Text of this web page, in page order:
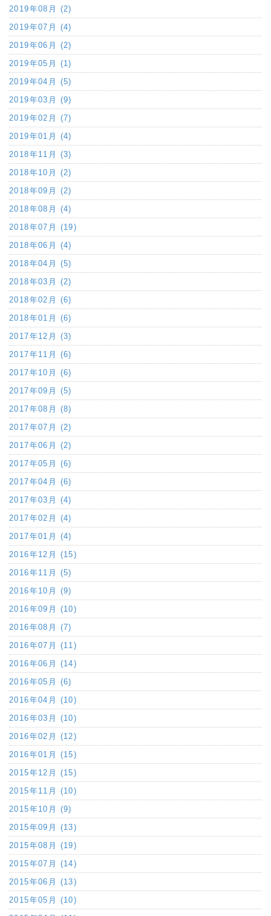
2019年08月 (2)
2019年07月 (4)
2019年06月 (2)
2019年05月 (1)
2019年04月 (5)
2019年03月 (9)
2019年02月 (7)
2019年01月 (4)
2018年11月 (3)
2018年10月 (2)
2018年09月 (2)
2018年08月 (4)
2018年07月 (19)
2018年06月 (4)
2018年04月 (5)
2018年03月 (2)
2018年02月 (6)
2018年01月 (6)
2017年12月 (3)
2017年11月 (6)
2017年10月 (6)
2017年09月 (5)
2017年08月 (8)
2017年07月 (2)
2017年06月 (2)
2017年05月 (6)
2017年04月 (6)
2017年03月 (4)
2017年02月 (4)
2017年01月 (4)
2016年12月 (15)
2016年11月 (5)
2016年10月 (9)
2016年09月 (10)
2016年08月 (7)
2016年07月 (11)
2016年06月 (14)
2016年05月 (6)
2016年04月 (10)
2016年03月 (10)
2016年02月 (12)
2016年01月 (15)
2015年12月 (15)
2015年11月 (10)
2015年10月 (9)
2015年09月 (13)
2015年08月 (19)
2015年07月 (14)
2015年06月 (13)
2015年05月 (10)